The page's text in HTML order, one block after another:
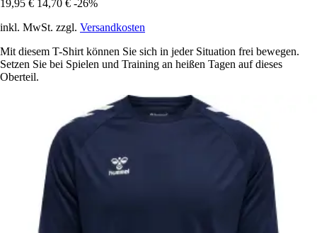
19,95 € 14,70 € -26%
inkl. MwSt. zzgl. Versandkosten
Mit diesem T-Shirt können Sie sich in jeder Situation frei bewegen.
Setzen Sie bei Spielen und Training an heißen Tagen auf dieses
Oberteil.